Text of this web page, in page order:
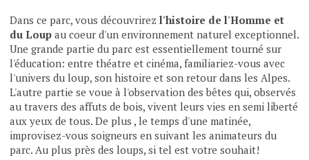
Dans ce parc, vous découvrirezl'histoire de l'Homme et
du Loup au coeur d'un environnement naturel exceptionnel.
Une grande partie du parc est essentiellement tourné sur
l'éducation: entre théatre et cinéma, familiariez-vous avec
l'univers du loup, son histoire et son retour dans les Alpes.
L'autre partie se voue à l'observation des bêtes qui, observés
au travers des affuts de bois, vivent leurs vies en semi liberté
aux yeux de tous. De plus , le temps d'une matinée,
improvisez-vous soigneurs en suivant les animateurs du
parc. Au plus près des loups, si tel est votre souhait!